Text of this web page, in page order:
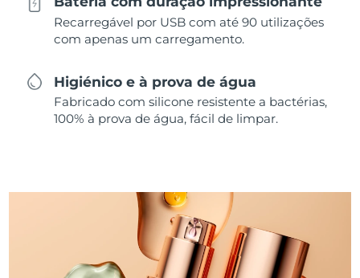
Recarregável por USB com até 90 utilizações
com apenas um carregamento.
Higiénico e à prova de água
Fabricado com silicone resistente a bactérias,
100% à prova de água, fácil de limpar.